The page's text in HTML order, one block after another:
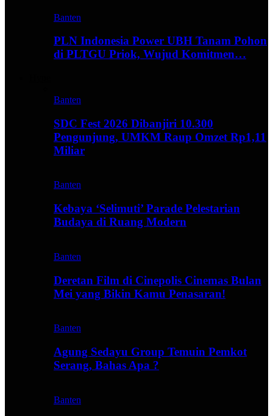
Banten
PLN Indonesia Power UBH Tanam Pohon
di PLTGU Priok, Wujud Komitmen…
Banten
SDC Fest 2026 Dibanjiri 10.300
Pengunjung, UMKM Raup Omzet Rp1,11
Miliar
Banten
Kebaya ‘Selimuti’ Parade Pelestarian
Budaya di Ruang Modern
Banten
Deretan Film di Cinepolis Cinemas Bulan
Mei yang Bikin Kamu Penasaran!
Banten
Agung Sedayu Group Temuin Pemkot
Serang, Bahas Apa ?
Banten